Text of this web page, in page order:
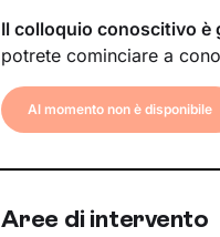
Il colloquio conoscitivo è
potrete cominciare a
Al momento non è disponibile
Aree di intervento